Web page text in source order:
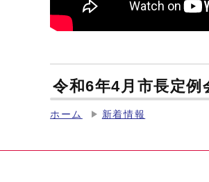
令和6年4月市長定
ホーム 新着情報